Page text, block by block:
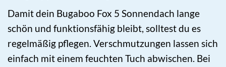
Damit dein Bugaboo Fox 5 Sonnendach lange
schön und funktionsfähig bleibt, solltest du es
regelmäßig pflegen. Verschmutzungen lassen sich
einfach mit einem feuchten Tuch abwischen. Bei